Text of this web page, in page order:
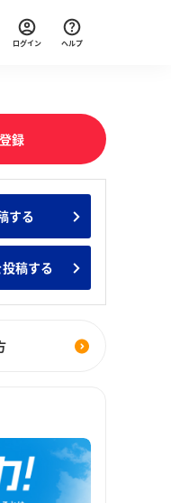
インターン人気企業ランキ
ント一覧
ログイン ヘルプ
録
する
稿する